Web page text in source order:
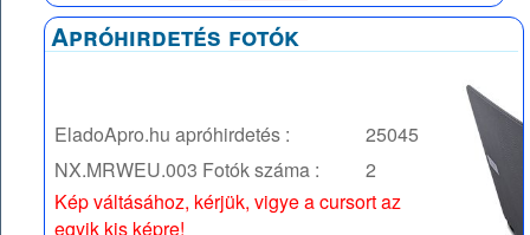
Apróhirdetés fotók
EladoApro.hu apróhirdetés :
25045
NX.MRWEU.003 Fotók száma :
2
Kép váltásához, kérjük, vigye a cursort az
egyik kis képre!